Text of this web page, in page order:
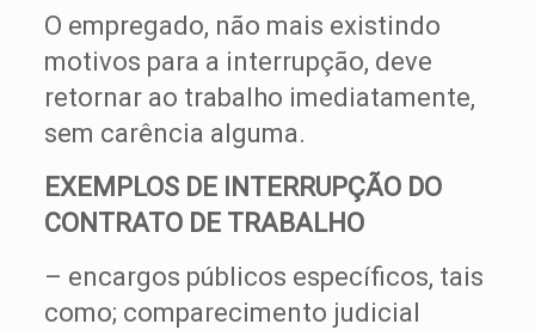
O empregado, não mais existindo
motivos para a interrupção, deve
retornar ao trabalho imediatamente,
sem carência alguma.
EXEMPLOS DE INTERRUPÇÃO DO
CONTRATO DE TRABALHO
– encargos públicos específicos, tais
como; comparecimento judicial